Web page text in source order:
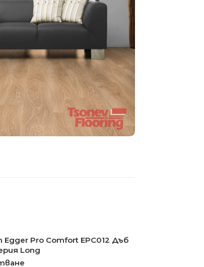
Pro Comfort EPC012 Дъб
Long